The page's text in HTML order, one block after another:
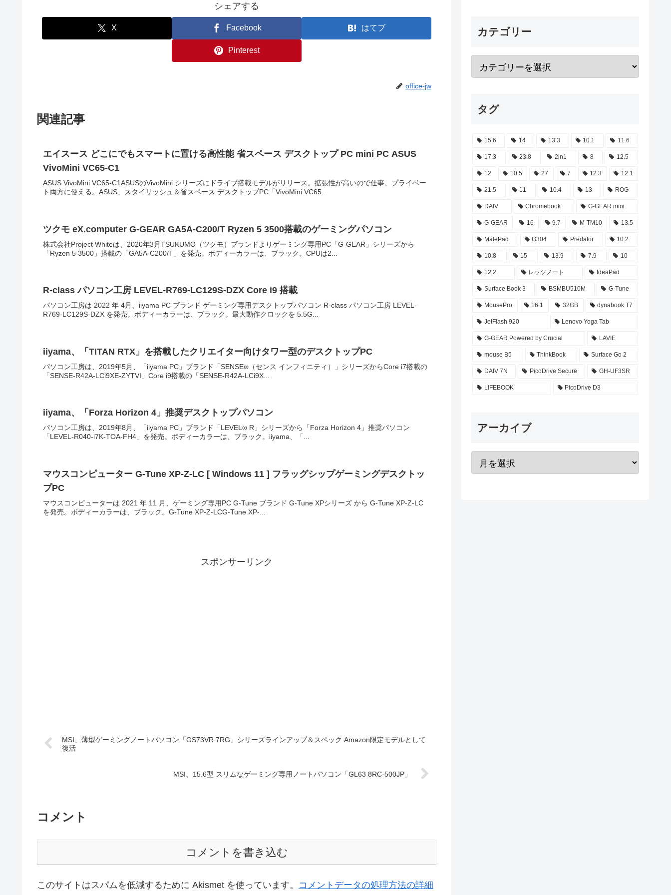
シェアする
X Facebook はてブ
Pinterest
office-jw
関連記事
エイスース どこにでもスマートに置ける高性能 省スペース デスクトップ PC mini PC ASUS
VivoMini VC65-C1
ASUS VivoMini VC65-C1ASUSのVivoMini シリーズにドライブ搭載モデルがリリース。拡張性が高いので仕事、プライベー
ト両方に使える。ASUS、スタイリッシュ＆省スペース デスクトップPC「VivoMini VC65...
ツクモ eX.computer G-GEAR GA5A-C200/T Ryzen 5 3500搭載のゲーミングパソコン
株式会社Project Whiteは、2020年3月TSUKUMO（ツクモ）ブランドよりゲーミング専用PC「G-GEAR」シリーズから
「Ryzen 5 3500」搭載の「GA5A-C200/T」を発売。ボディーカラーは、ブラック。CPUは2...
R-class パソコン工房 LEVEL-R769-LC129S-DZX Core i9 搭載
パソコン工房は 2022 年 4月、iiyama PC ブランド ゲーミング専用デスクトップパソコン R-class パソコン工房 LEVEL-
R769-LC129S-DZX を発売。ボディーカラーは、ブラック。最大動作クロックを 5.5G...
iiyama、「TITAN RTX」を搭載したクリエイター向けタワー型のデスクトップPC
パソコン工房は、2019年5月、「iiyama PC」ブランド「SENSE∞（センス インフィニティ）」シリーズからCore i7搭載の
「SENSE-R42A-LCi9XE-ZYTVI」Core i9搭載の「SENSE-R42A-LCi9X...
iiyama、「Forza Horizon 4」推奨デスクトップパソコン
パソコン工房は、2019年8月、「iiyama PC」ブランド「LEVEL∞ R」シリーズから「Forza Horizon 4」推奨パソコン
「LEVEL-R040-i7K-TOA-FH4」を発売。ボディーカラーは、ブラック。iiyama、「...
マウスコンピューター G-Tune XP-Z-LC [ Windows 11 ] フラッグシップゲーミングデスクトッ
プPC
マウスコンピューターは 2021 年 11 月、ゲーミング専用PC G-Tune ブランド G-Tune XPシリーズ から G-Tune XP-Z-LC
を発売。ボディーカラーは、ブラック。G-Tune XP-Z-LCG-Tune XP-...
スポンサーリンク
MSI、薄型ゲーミングノートパソコン「GS73VR 7RG」シリーズラインアップ＆スペック Amazon限定モデルとして
復活
MSI、15.6型 スリムなゲーミング専用ノートパソコン「GL63 8RC-500JP」
コメント
コメントを書き込む
このサイトはスパムを低減するために Akismet を使っています。 コメントデータの処理方法の詳細
カテゴリー
タグ
15.6 14 13.3 10.1 11.6
17.3 23.8 2in1 8 12.5
12 10.5 27 7 12.3 12.1
21.5 11 10.4 13 ROG
DAIV Chromebook G-GEAR mini
G-GEAR 16 9.7 M-TM10 13.5
MatePad G304 Predator 10.2
10.8 15 13.9 7.9 10
12.2 レッツノート IdeaPad
Surface Book 3 BSMBU510M G-Tune
MousePro 16.1 32GB dynabook T7
JetFlash 920 Lenovo Yoga Tab
G-GEAR Powered by Crucial LAVIE
mouse B5 ThinkBook Surface Go 2
DAIV 7N PicoDrive Secure GH-UF3SR
LIFEBOOK PicoDrive D3
アーカイブ